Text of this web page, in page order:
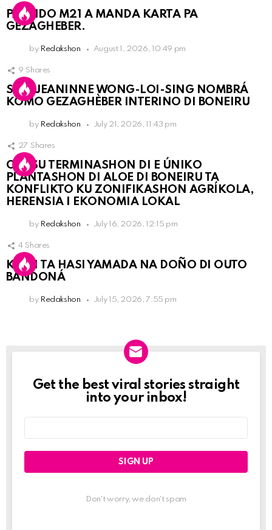
PARTIDO M21 A MANDA KARTA PA
GEZAGHEBER.
by Redakshon August 1, 2026, 10:49 pm
9 Shares
SRA. JEANINNE WONG-LOI-SING NOMBRÁ
KOMO GEZAGHÈBER INTERINO DI BONEIRU
by Redakshon July 21, 2026, 11:43 pm
27 Shares
OLB SU TERMINASHON DI E ÚNIKO
PLANTASHON DI ALOE DI BONEIRU TA
KONFLIKTO KU ZONIFIKASHON AGRÍKOLA,
HERENSIA I EKONOMIA LOKAL
by Redakshon July 16, 2026, 12:15 pm
4 Shares
KPCN TA HASI YAMADA NA DOÑO DI OUTO
BANDONÁ
by Redakshon July 15, 2026, 7:55 pm
Newslett
Get the best viral stories straight
into your inbox!
Don't worry, we don't spam